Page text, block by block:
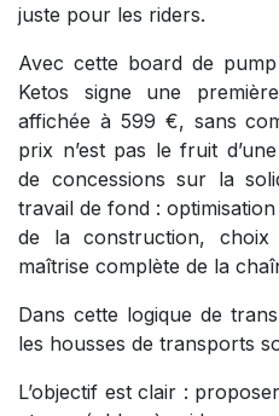
juste pour les riders.
Avec cette board de
Ketos signe une
affichée à 599 €, sans
prix n’est pas le fruit
de concessions sur la
travail de fond :
de la construction, choix
maîtrise complète de la
Dans cette logique de
les housses de transports
L’objectif est clair :